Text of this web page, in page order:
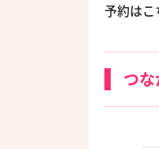
予約は
つ